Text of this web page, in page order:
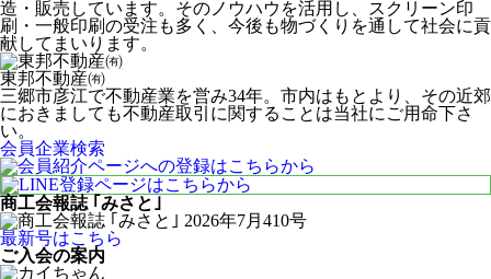
造・販売しています。そのノウハウを活用し、スクリーン印
刷・一般印刷の受注も多く、今後も物づくりを通して社会に貢
献してまいります。
東邦不動産㈲
三郷市彦江で不動産業を営み34年。市内はもとより、その近郊
におきましても不動産取引に関することは当社にご用命下さ
い。
会員企業検索
商工会報誌 ｢みさと｣
最新号はこちら
ご入会の案内